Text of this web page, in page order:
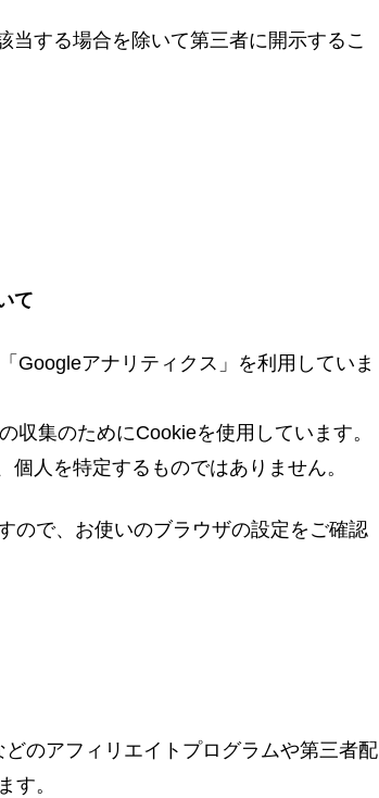
当する場合を除いて第三者に開示するこ
て
Googleアナリティクス」を利用していま
収集のためにCookieを使用しています。
人を特定するものではありません。
ので、お使いのブラウザの設定をご確認
のアフィリエイトプログラムや第三者配
す。